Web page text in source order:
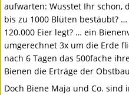
aufwarten: Wusstet Ihr schon,
bis zu 1000 Blüten bestäubt?
120.000 Eier legt? … ein
umgerechnet 3x um die Erde
nach 6 Tagen das 500fache
Bienen die Erträge der
Doch Biene Maja und Co. sind